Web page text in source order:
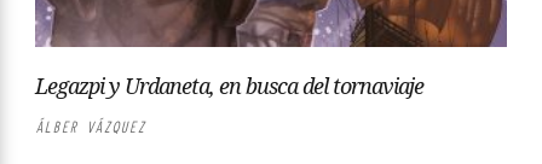
Legazpi y Urdaneta, en busca del tornaviaje
ÁLBER VÁZQUEZ